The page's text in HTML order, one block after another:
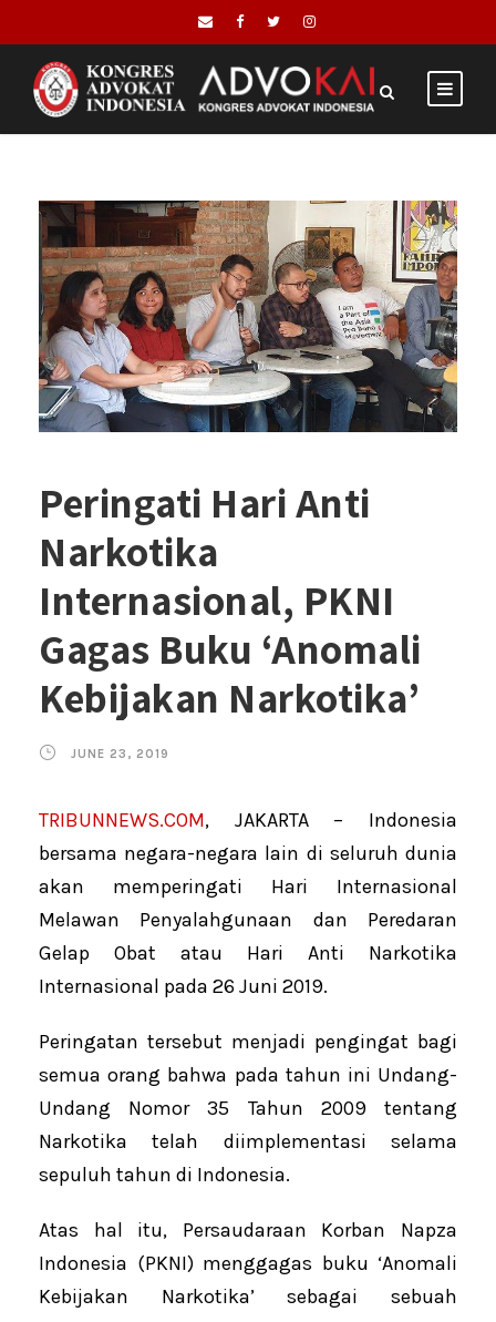
Peringati Hari Anti
Narkotika
Internasional, PKNI
Gagas Buku ‘Anomali
Kebijakan Narkotika’
JUNE 23, 2019
TRIBUNNEWS.COM, JAKARTA – Indonesia
bersama negara-negara lain di seluruh dunia
akan memperingati Hari Internasional
Melawan Penyalahgunaan dan Peredaran
Gelap Obat atau Hari Anti Narkotika
Internasional pada 26 Juni 2019.
Peringatan tersebut menjadi pengingat bagi
semua orang bahwa pada tahun ini Undang-
Undang Nomor 35 Tahun 2009 tentang
Narkotika telah diimplementasi selama
sepuluh tahun di Indonesia.
Atas hal itu, Persaudaraan Korban Napza
Indonesia (PKNI) menggagas buku ‘Anomali
Kebijakan Narkotika’ sebagai sebuah